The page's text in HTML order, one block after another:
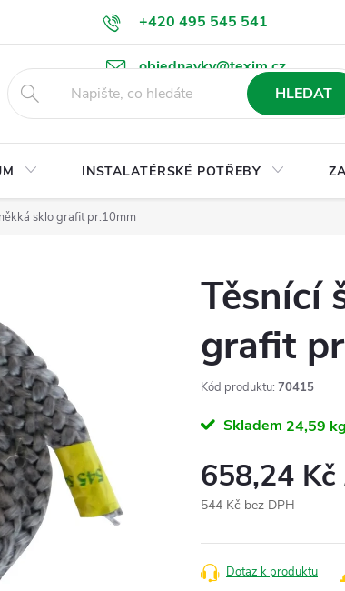
+420 495 545 541
objednavky@texim.cz
Podmínky ochrany osobních údajů Ke stažení
HLEDAT
INSTALATÉRSKÉ POTŘEBY
sklo grafit pr.10mm
Těsnící
grafit
Kód produktu: 70415
Skladem 24,59 kg
658,24 Kč
544 Kč bez DPH
cena:
Dotaz k produktu